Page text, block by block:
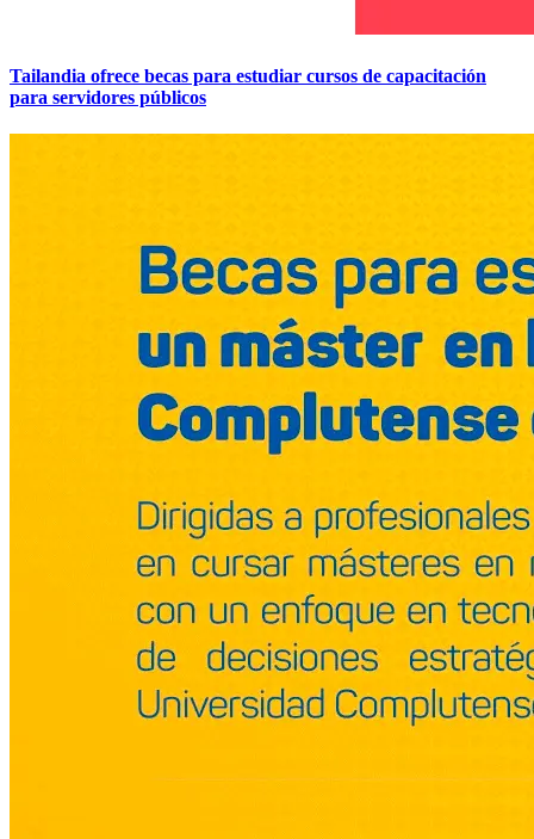
Tailandia ofrece becas para estudiar cursos de capacitación
para servidores públicos